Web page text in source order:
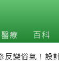
醫療 百科
反變俗氣！設